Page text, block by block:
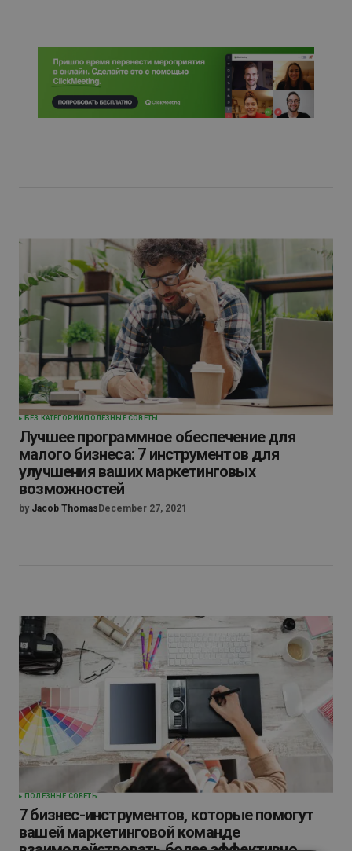
БЕЗ КАТЕГОРИИ ПОЛЕЗНЫЕ СОВЕТЫ
Лучшее программное обеспечение для
малого бизнеса: 7 инструментов для
улучшения ваших маркетинговых
возможностей
by Jacob Thomas December 27, 2021
ПОЛЕЗНЫЕ СОВЕТЫ
7 бизнес-инструментов, которые помогут
вашей маркетинговой команде